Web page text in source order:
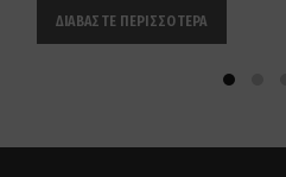
ΔΙΑΒΆΣΤΕ ΠΕΡΙΣΣΌΤΕΡΑ